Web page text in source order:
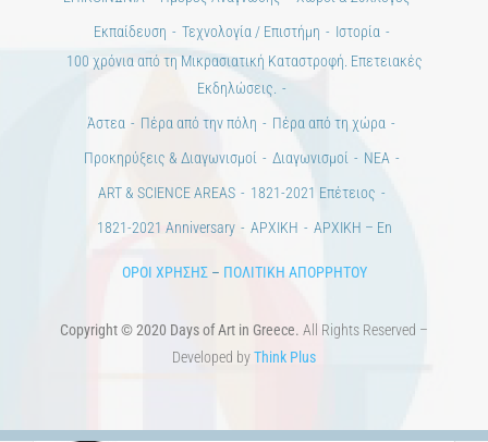
Εκπαίδευση
Τεχνολογία / Επιστήμη
Ιστορία
100 χρόνια από τη Μικρασιατική Καταστροφή. Επετειακές
Εκδηλώσεις.
Άστεα
Πέρα από την πόλη
Πέρα από τη χώρα
Προκηρύξεις & Διαγωνισμοί
Διαγωνισμοί
ΝΕΑ
ART & SCIENCE AREAS
1821-2021 Επέτειος
1821-2021 Anniversary
ΑΡΧΙΚΗ ΑΡΧΙΚΗ – En
ΟΡΟΙ ΧΡΗΣΗΣ– ΠΟΛΙΤΙΚΗ ΑΠΟΡΡΗΤΟΥ
Copyright © 2020 Days of Art in Greece. All Rights Reserved –
Developed byThink Plus